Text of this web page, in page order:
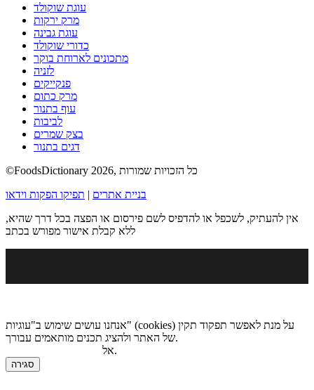
עוגת שוקולד
מרק ירקות
עוגת גבינה
כדורי שוקולד
מתכונים לארוחת בוקר
לזניה
פנקייקים
מרק כתום
עוף בתנור
לביבות
בצק שמרים
דגים בתנור
©FoodsDictionary 2026, כל הזכויות שמורות
בניית אתרים | תפיקו הפקות וידאו
אין להעתיק, לשכפל או להדפיס לשם פירסום או הפצה בכל דרך שהיא,
ללא קבלת אישור מפורש בכתב
אנחנו עושים שימוש ב"עוגיות" (cookies) על מנת לאפשר תפקוד תקין
של האתר ולהציג תכנים מותאמים עבורך.
אל.
סגירה